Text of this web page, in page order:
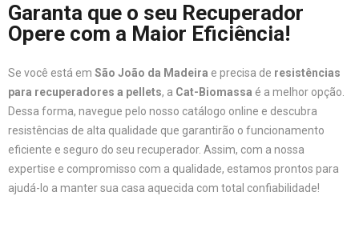
Garanta que o seu Recuperador
Opere com a Maior Eficiência!
Se você está em São João da Madeira e precisa de resistências
para recuperadores a pellets, a Cat-Biomassa é a melhor opção.
Dessa forma, navegue pelo nosso catálogo online e descubra
resistências de alta qualidade que garantirão o funcionamento
eficiente e seguro do seu recuperador. Assim, com a nossa
expertise e compromisso com a qualidade, estamos prontos para
ajudá-lo a manter sua casa aquecida com total confiabilidade!